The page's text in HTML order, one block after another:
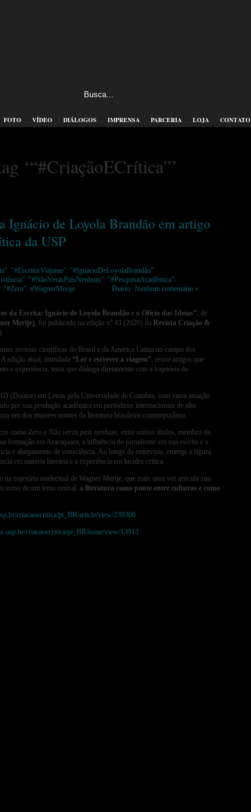
FOTO VÍDEO DIÁLOGOS IMPRENSA PARCERIA LOJA CONTATO
‘“#CriaçãoECrítica”’
Ignácio de Loyola Brandão em artigo
da USP
"#EscritorViajante" "#IgnácioDeLoyolaBrandão"
"#NãoVerásPaísNenhum" "#PesquisaAcadêmica"
"#Zero" #WagnerMerije Diário Nenhum comentário »
da Escrita: Ignácio de Loyola Brandão e o Ofício das Ideias”, de
Merije), foi publicado na edição nº 43 (2026) da Revista Criação &
revistas científicas do Brasil e da América Latina no campo dos
edição atual, intitulada “Ler e escrever a viagem”, reúne artigos que
e experiência, tema que dialoga diretamente com a trajetória do
(Doutor) em Letras pela Universidade de Coimbra, com vasta atuação
por sua produção acadêmica em periódicos internacionais de alto
um dos maiores nomes da literatura brasileira contemporânea.
como Zero e Não verás país nenhum, entre outros títulos, membro da
formação em Araraquara, a influência do jornalismo em sua escrita e o
e alargamento de consciência. Ao longo da entrevista, emerge a figura
em matéria literária e a experiência em lucidez crítica.
na trajetória intelectual de Wagner Merije, que mais uma vez articula sua
torno de um tema central: a literatura como ponte entre culturas e como
criacaoecritica/pt_BR/article/view/239308
criacaoecritica/pt_BR/issue/view/13913